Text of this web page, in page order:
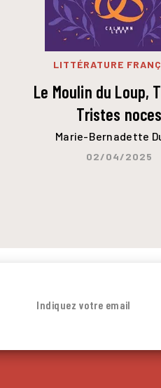
LITTÉRATURE
Le Moulin du Loup,
Tristes noces
Marie-Bernadette
02/04/2025
Indiquez votre email